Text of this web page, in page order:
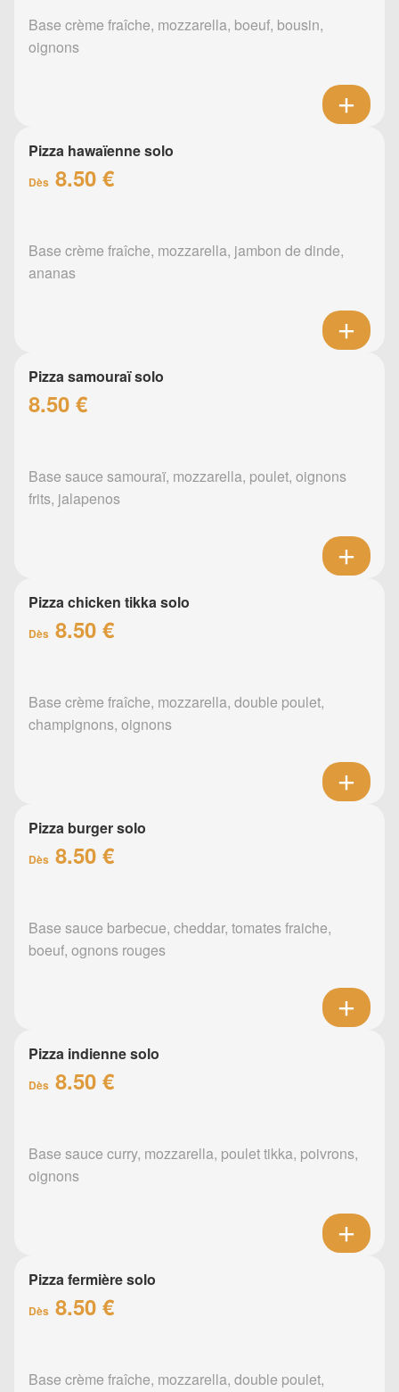
Base crème fraîche, mozzarella, boeuf, bousin,
oignons
Pizza hawaïenne solo
Dès 8.50 €
Base crème fraîche, mozzarella, jambon de dinde,
ananas
Pizza samouraï solo
8.50 €
Base sauce samouraï, mozzarella, poulet, oignons
frits, jalapenos
Pizza chicken tikka solo
Dès 8.50 €
Base crème fraîche, mozzarella, double poulet,
champignons, oignons
Pizza burger solo
Dès 8.50 €
Base sauce barbecue, cheddar, tomates fraiche,
boeuf, ognons rouges
Pizza indienne solo
Dès 8.50 €
Base sauce curry, mozzarella, poulet tikka, poivrons,
oignons
Pizza fermière solo
Dès 8.50 €
Base crème fraîche, mozzarella, double poulet,